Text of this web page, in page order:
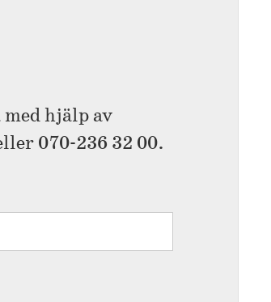
hjälp av
070-236 32 00.